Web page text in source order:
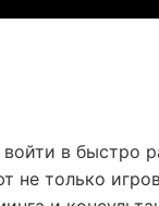
в быстро
не только